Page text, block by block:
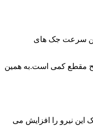
سرعت جک های
مقطع کمی است.به همین
نیرو را افزایش می